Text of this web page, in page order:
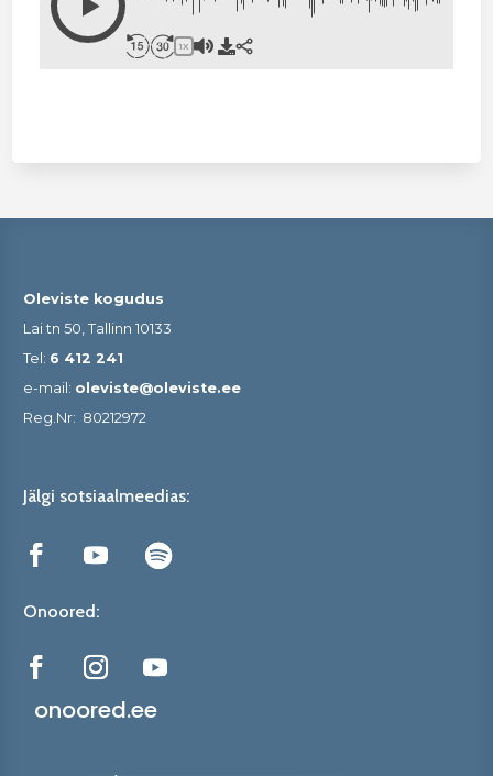
1X
Oleviste kogudus
Lai tn 50, Tallinn 10133
Tel: 6 412 241
e-mail: oleviste@oleviste.ee
Reg.Nr: 80212972
Jälgi sotsiaalmeedias:
Onoored:
onoored.ee